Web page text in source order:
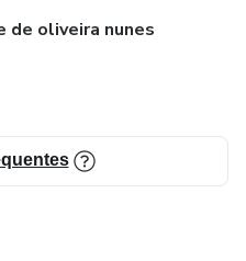
de oliveira nunes